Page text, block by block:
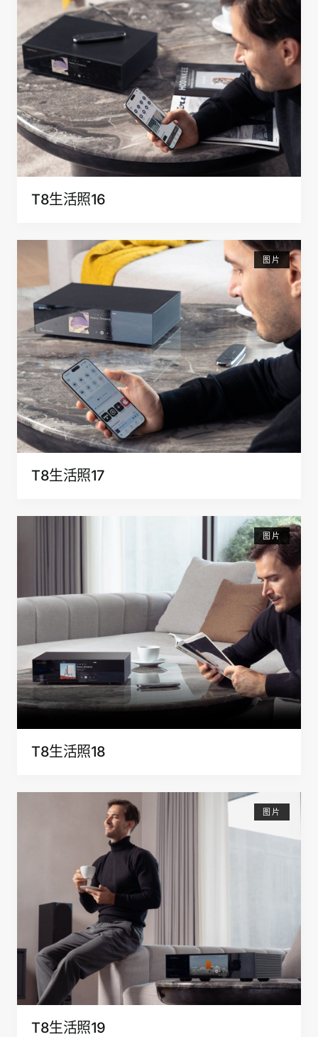
T8生活照16
图片
T8生活照17
图片
T8生活照18
图片
T8生活照19